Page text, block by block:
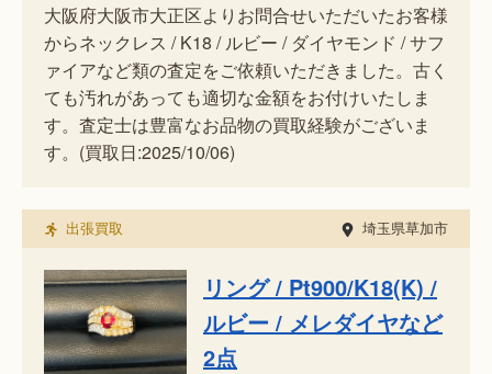
大阪府大阪市大正区よりお問合せいただいたお客様
からネックレス / K18 / ルビー / ダイヤモンド / サフ
ァイアなど類の査定をご依頼いただきました。古く
ても汚れがあっても適切な金額をお付けいたしま
す。査定士は豊富なお品物の買取経験がございま
す。(買取日:2025/10/06)
出張買取 埼玉県草加市
リング / Pt900/K18(K) /
ルビー / メレダイヤなど
2点